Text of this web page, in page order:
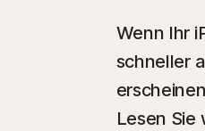
Wenn Ihr
schneller
Lesen Sie